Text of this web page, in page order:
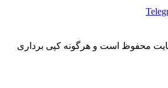
محفوظ است و هرگونه کپی برداری